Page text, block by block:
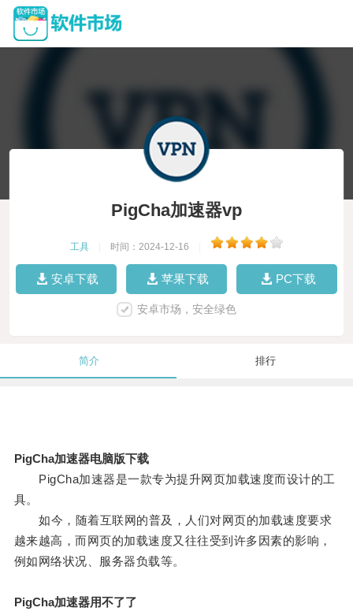
PigCha加速器vp
工具 时间：2024-12-16
安卓下载 苹果下载 PC下载
安卓市场，安全绿色
简介 排行
PigCha加速器电脑版下载
PigCha加速器是一款专为提升网页加载速度而设计的工
具。
如今，随着互联网的普及，人们对网页的加载速度要求
越来越高，而网页的加载速度又往往受到许多因素的影响，
例如网络状况、服务器负载等。
PigCha加速器用不了了